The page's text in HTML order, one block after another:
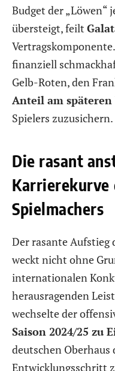
Budget der „Löwen“
übersteigt, feilt
finanziell
Gelb-Roten, den
Anteil am
Spielers zuzusichern.
Die rasant
Karrierekurve
Spielmachers
Der rasante Aufstieg
weckt nicht ohne
internationalen
herausragenden
wechselte der
Saison 2024/25 zu
deutschen Oberhaus
Entwicklungsschritt